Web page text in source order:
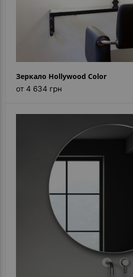
Зеркало Hollywood Color
от 4 634 грн